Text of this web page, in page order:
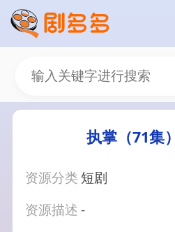
执掌（71集
资源分类 短剧
资源描述-